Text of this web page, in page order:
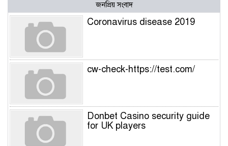
জনপ্রিয় সংবাদ
Coronavirus disease 2019
cw-check-https://test.com/
Donbet Casino security guide
for UK players